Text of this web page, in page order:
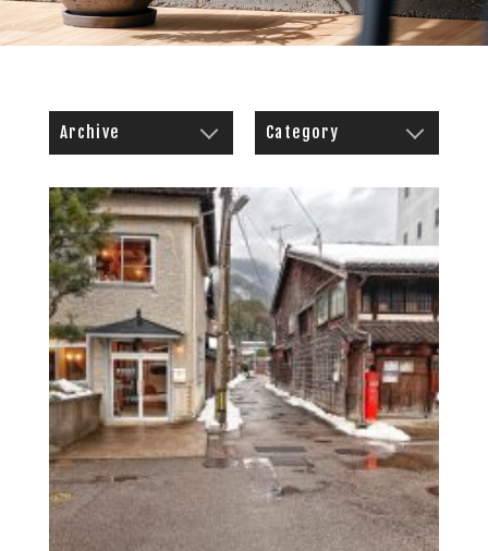
Archive Category